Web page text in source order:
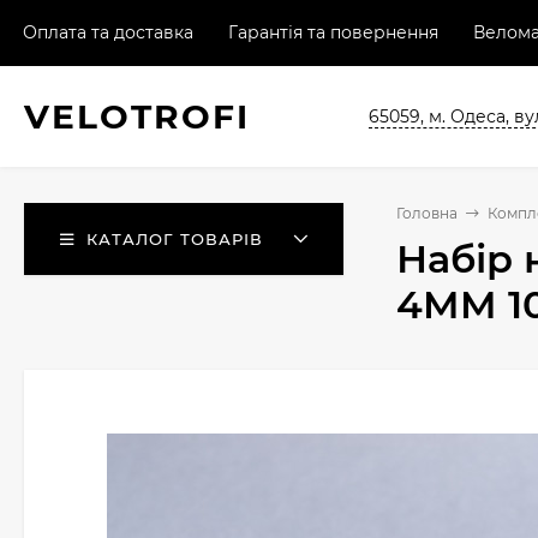
Оплата та доставка Гарантія та повернення
VELOTROFI 65059, м. Одеса,
КАТАЛОГ ТОВАРІВ
Головна
Набір
4MM